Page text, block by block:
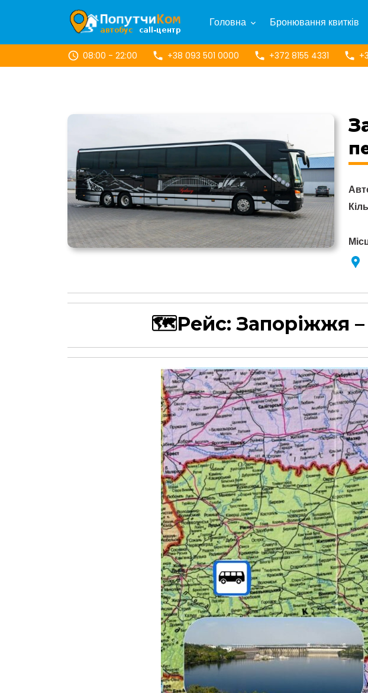
Головна Бронювання квитків
08:00 - 22:00 +38 093 501 0000 +372 8155 4331
🗺Рейс:Запоріжжя –